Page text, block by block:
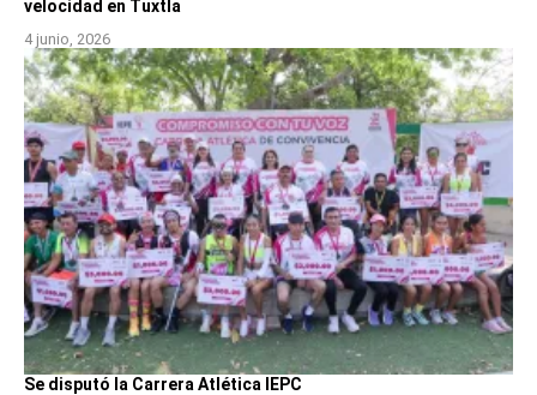
velocidad en Tuxtla
4 junio, 2026
Se disputó la Carrera Atlética IEPC